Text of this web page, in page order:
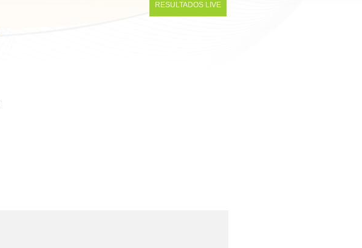
RESULTADOS LIVE